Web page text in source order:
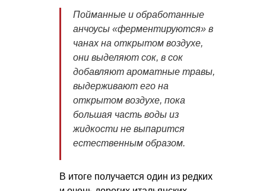
Пойманные и обработанные
анчоусы «ферментируются» в
чанах на открытом воздухе,
они выделяют сок, в сок
добавляют ароматные травы,
выдерживают его на
открытом воздухе, пока
большая часть воды из
жидкости не выпарится
естественным образом.
В итоге получается один из редких